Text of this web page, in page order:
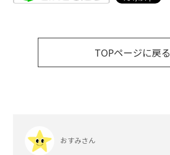
TOPページに戻る
おすみさん